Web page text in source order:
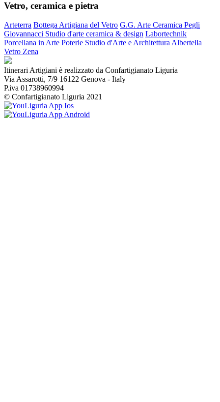
Vetro, ceramica e pietra
Arteterra Bottega Artigiana del Vetro G.G. Arte Ceramica Pegli
Giovannacci Studio d'arte ceramica & design Labortechnik
Porcellana in Arte Poterie Studio d'Arte e Architettura Albertella
Vetro Zena
Itinerari Artigiani è realizzato da Confartigianato Liguria
Via Assarotti, 7/9 16122 Genova - Italy
P.iva 01738960994
© Confartigianato Liguria 2021